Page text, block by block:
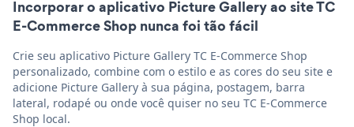
Incorporar o aplicativo Picture Gallery ao site TC
E-Commerce Shop nunca foi tão fácil
Crie seu aplicativo Picture Gallery TC E-Commerce Shop
personalizado, combine com o estilo e as cores do seu site e
adicione Picture Gallery à sua página, postagem, barra
lateral, rodapé ou onde você quiser no seu TC E-Commerce
Shop local.